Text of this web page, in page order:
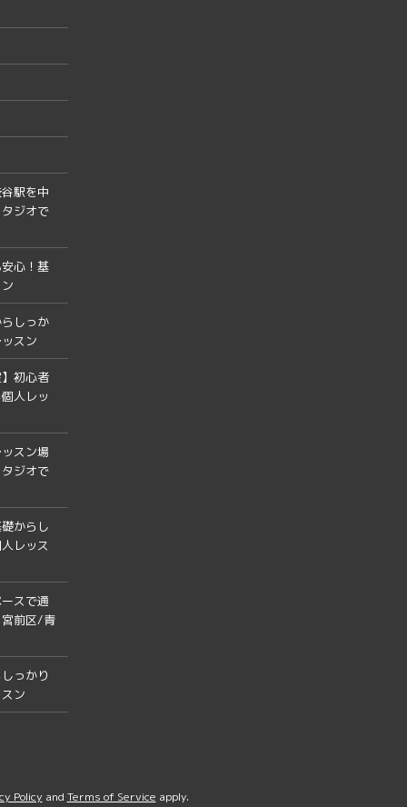
駅を中
ジオで
心！基
しっか
スン
初心者
人レッ
スン場
ジオで
からし
レッス
スで通
宮前区/青
っかり
ン
Policy and Terms of Service apply.